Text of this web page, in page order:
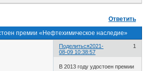
премии «Нефтехимическое наследие»
Ответить
Поделиться 1
2021-
08-09 10:38:57
В 2013 году удостоен премии